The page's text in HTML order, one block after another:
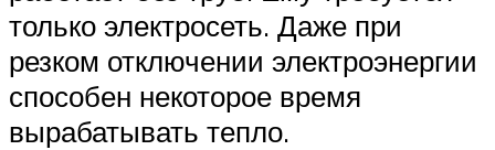
только электросеть. Даже при
резком отключении электроэнергии
способен некоторое время
вырабатывать тепло.